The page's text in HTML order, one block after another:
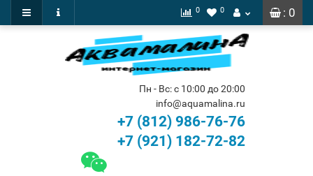
: 0
0 0
Пн - Вс: с 10:00 до 20:00
info@aquamalina.ru
+7 (812) 986-76-76
+7 (921) 182-72-82